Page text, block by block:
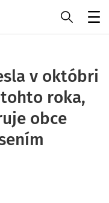
v októbri
roka,
obce